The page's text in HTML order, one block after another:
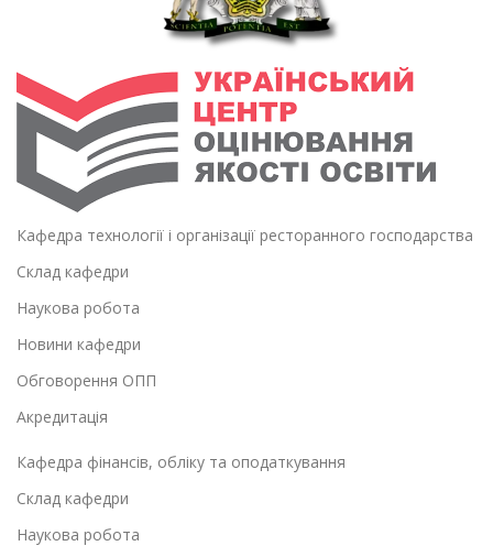
Кафедра технології і організації ресторанного господарства
Склад кафедри
Наукова робота
Новини кафедри
Обговорення ОПП
Акредитація
Кафедра фінансів, обліку та оподаткування
Склад кафедри
Наукова робота